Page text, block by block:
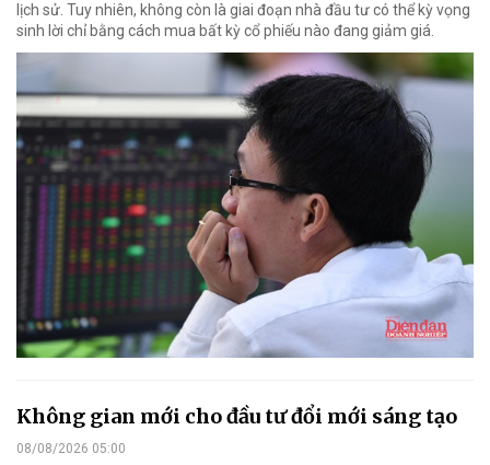
lịch sử. Tuy nhiên, không còn là giai đoạn nhà đầu tư có thể kỳ vọng
sinh lời chỉ bằng cách mua bất kỳ cổ phiếu nào đang giảm giá.
Không gian mới cho đầu tư đổi mới sáng tạo
08/08/2026 05:00